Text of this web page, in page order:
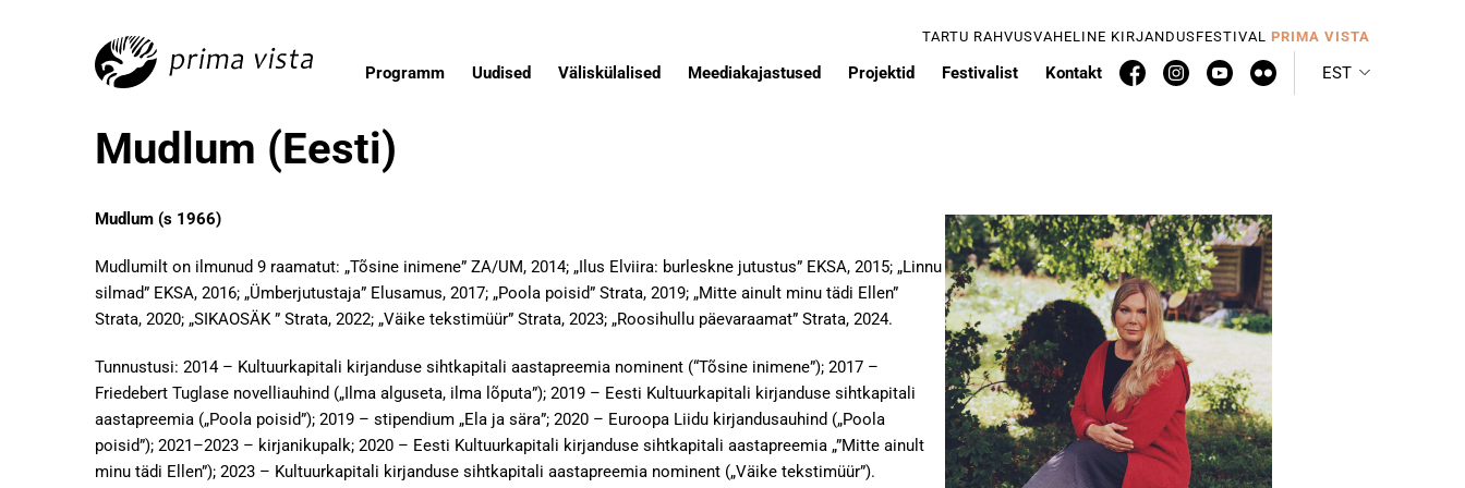
TARTU RAHVUSVAHELINE KIRJANDUSFESTIVAL PRIMA VISTA
Programm Uudised Väliskülalised Meediakajastused Projektid Festivalist Kontakt EST
Mudlum (Eesti)
Mudlum (s 1966)
Mudlumilt on ilmunud 9 raamatut: „Tõsine inimene” ZA/UM, 2014; „Ilus Elviira: burleskne jutustus” EKSA, 2015; „Linnu
silmad” EKSA, 2016; „Ümberjutustaja” Elusamus, 2017; „Poola poisid” Strata, 2019; „Mitte ainult minu tädi Ellen”
Strata, 2020; „SIKAOSÄK ” Strata, 2022; „Väike tekstimüür” Strata, 2023; „Roosihullu päevaraamat” Strata, 2024.
Tunnustusi: 2014 – Kultuurkapitali kirjanduse sihtkapitali aastapreemia nominent (“Tõsine inimene”); 2017 –
Friedebert Tuglase novelliauhind („Ilma alguseta, ilma lõputa”); 2019 – Eesti Kultuurkapitali kirjanduse sihtkapitali
aastapreemia („Poola poisid”); 2019 – stipendium „Ela ja sära”; 2020 – Euroopa Liidu kirjandusauhind („Poola
poisid”); 2021–2023 – kirjanikupalk; 2020 – Eesti Kultuurkapitali kirjanduse sihtkapitali aastapreemia „”Mitte ainult
minu tädi Ellen”); 2023 – Kultuurkapitali kirjanduse sihtkapitali aastapreemia nominent („Väike tekstimüür”).